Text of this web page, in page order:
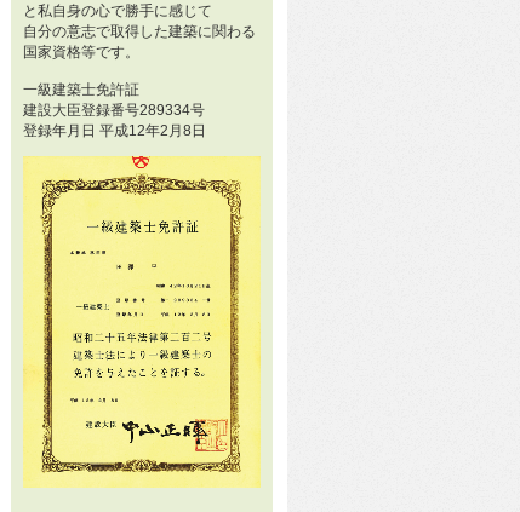
と私自身の心で勝手に感じて
自分の意志で取得した建築に関わる
国家資格等です。
一級建築士免許証
建設大臣登録番号289334号
登録年月日 平成12年2月8日